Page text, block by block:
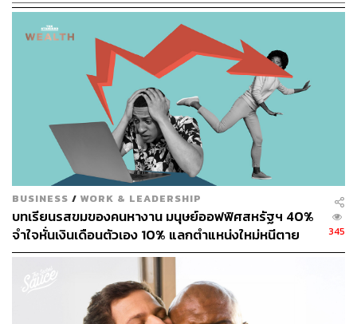
แล้วกว่า 4,000 ปี นะครับ เรียกว่าเป็นศาสตร์ที่ก่อกำเนิดมา
ก่อนสมัยพุทธกาลอีก ส่วนที่ประเทศไทยของเราเอง ต้อง
ยอมรับว่าแพทย์แผนจีนรวมถึงการรักษาด้วยศาสตร์แผนจีน
ต่างๆ เริ่มมีบทบาทมากขึ้นในช่วง 10 ปีที่ผ่านมา เห็นได้จาก
กระทรวงสาธารณสุขเองที่เขาเปิดให้มีการขึ้นทะเบียนแพทย์
แผนจีนในประเทศไทย ซึ่งให้การยอมรับว่าการรักษาด้วย
ศาสตร์แพทย์แผนจีน ก็ถือเป็นการรักษาอีกแขนงหนึ่ง และมี
การอนุญาตให้เปิดหลักสูตรการเรียนการสอนเกี่ยวกับแพทย์
แผนจีนด้วย
จุดเด่นของการรักษาด้วยแพทย์แผนจีน
หมอกาแฟ:ศาสตร์แพทย์แผนจีนมีจุดเด่นตรงที่มันเป็น
ธรรมชาติบำบัด จะใช้ทุกอย่างที่เป็นธรรมชาติเข้ามามีส่วน
ร่วมในการรักษาอาการต่างๆ รวมถึงมีการกระตุ้นให้ร่างกาย
สามารถรักษาตัวเองได้ต่อไป หลักการอธิบายง่ายๆ สมมติว่า
คนๆ หนึ่งไม่ว่าจะป่วยเป็นโรคอะไรก็ตาม ส่วนสำคัญคืออยู่
BUSINESS / WORK & LEADERSHIP
บทเรียนรสขมของคนหางาน มนุษย์ออฟฟิศสหรัฐฯ 40%
จำใจหั่นเงินเดือนตัวเอง 10% แลกตำแหน่งใหม่หนีตาย
ภาวะตกงานเรื้อรัง
345